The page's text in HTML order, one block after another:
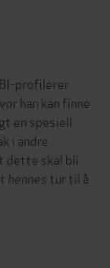
profilerer
han kan finne
en spesiell
i andre
dette skal bli
hennes tur til å